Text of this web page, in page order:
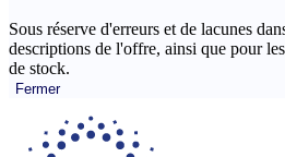
Sous réserve d'erreurs et de lacunes
descriptions de l'offre, ainsi que pour
de stock.
Fermer